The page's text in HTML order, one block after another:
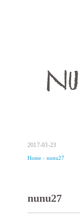
2017-03-23
Home › nunu27
nunu27